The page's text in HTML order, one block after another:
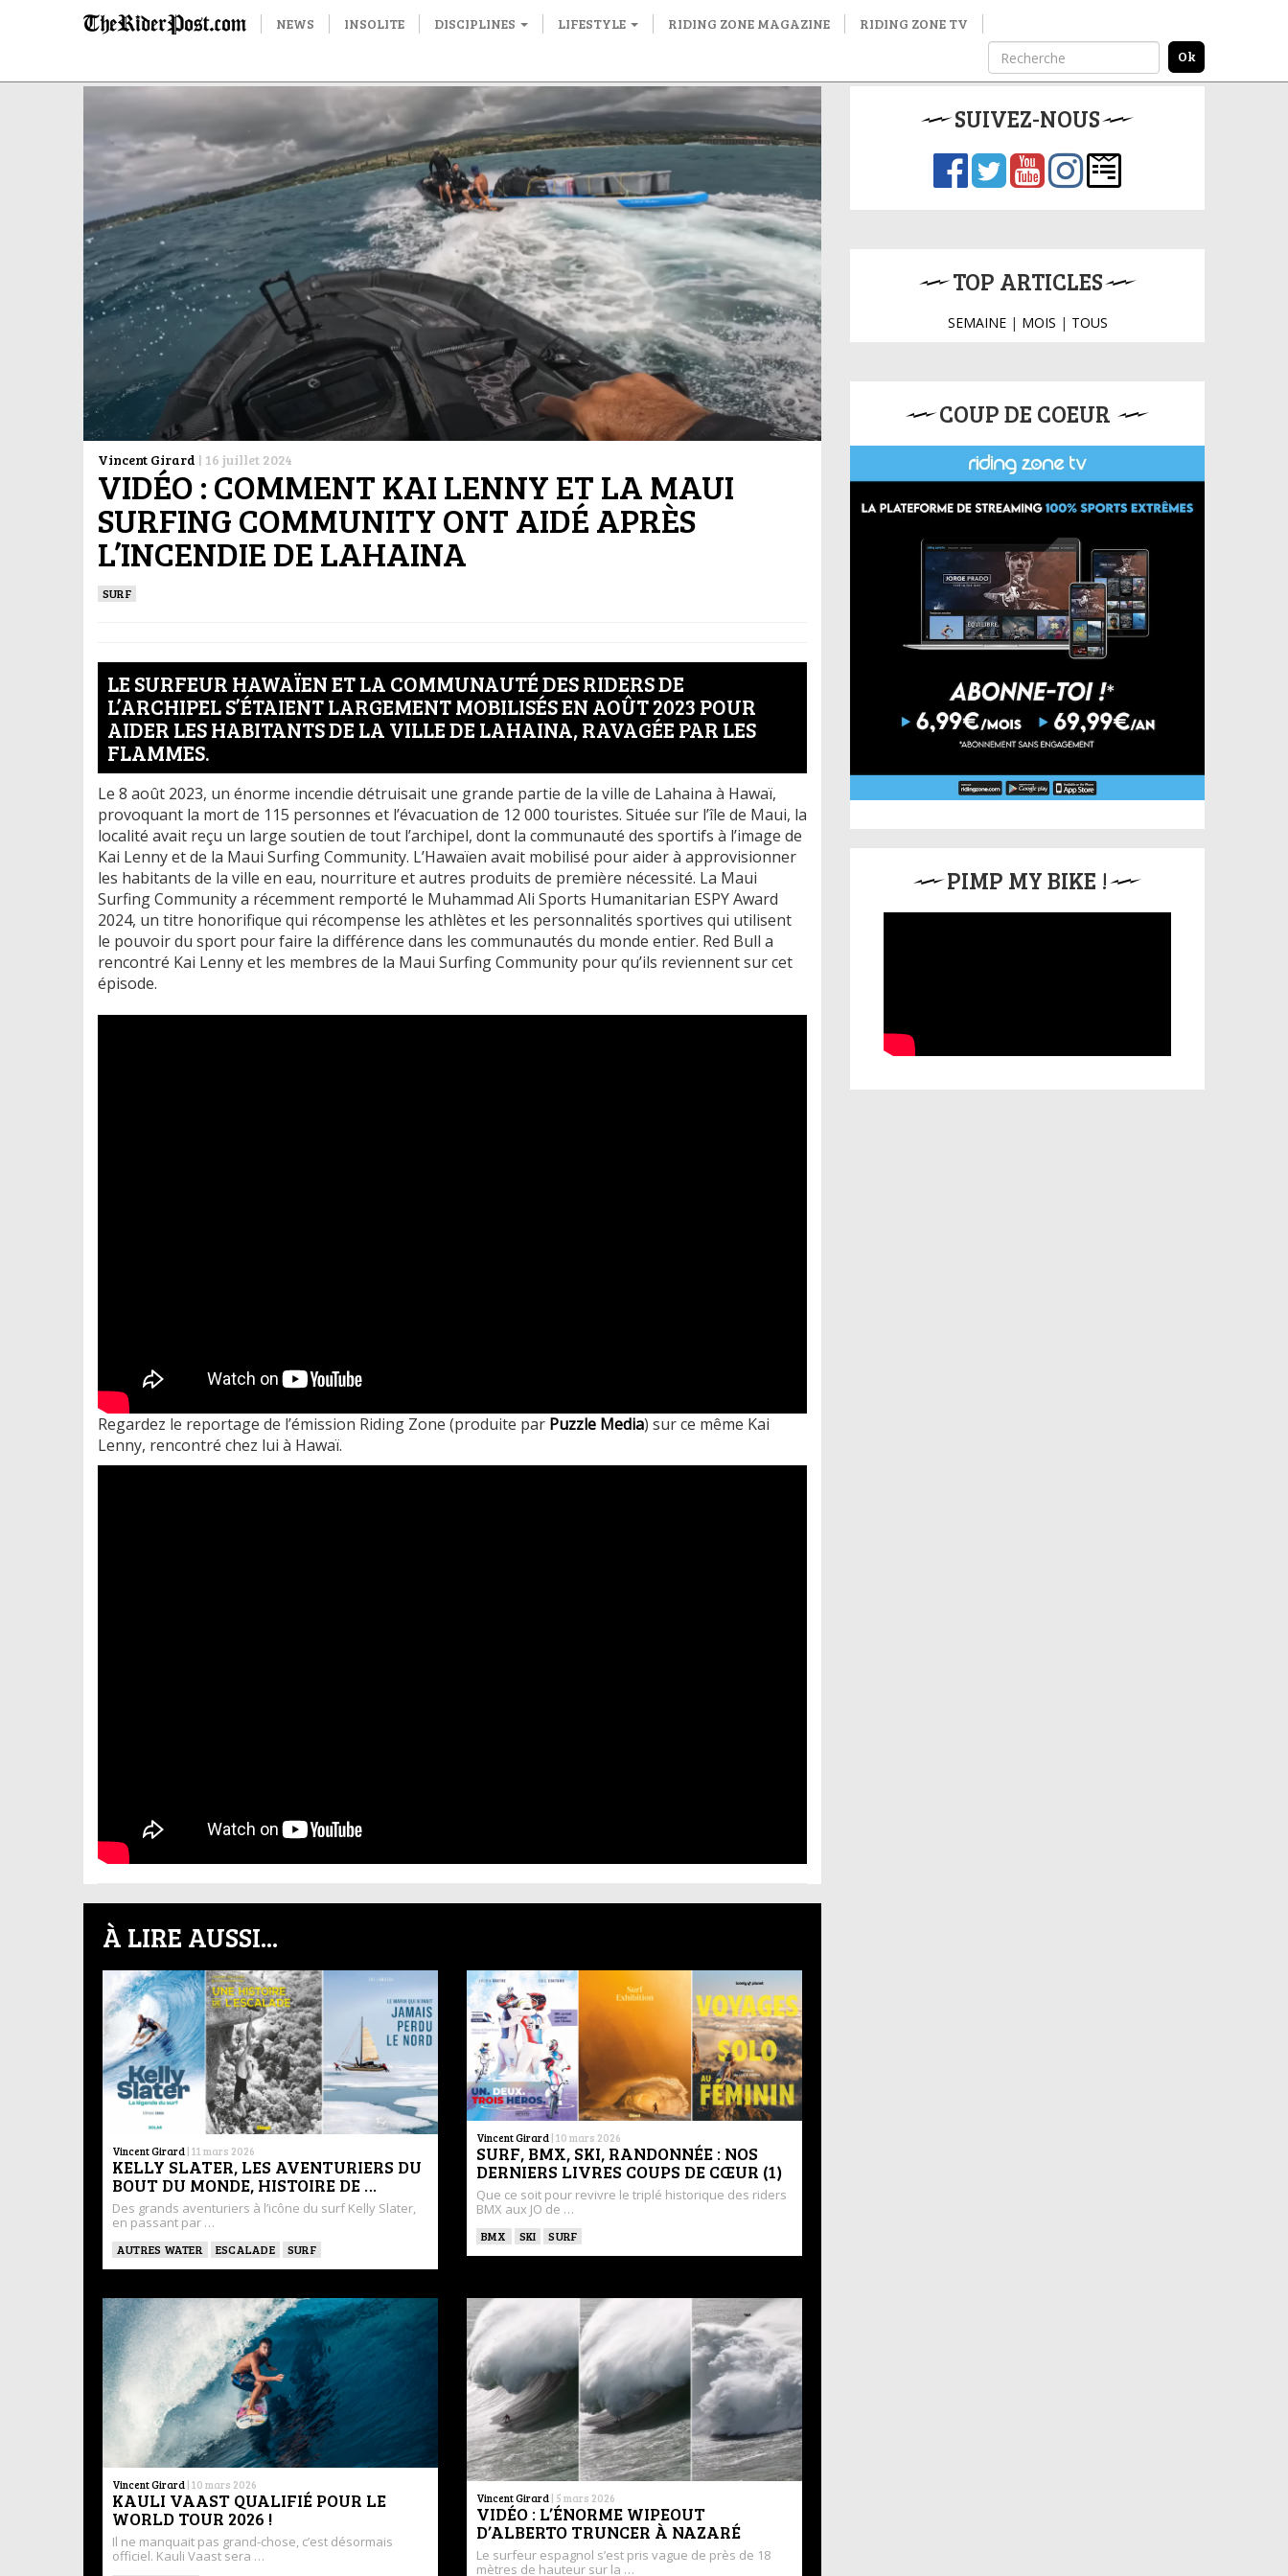
NEWS INSOLITE DISCIPLINES LIFESTYLE RIDING ZONE MAGAZINE RIDING ZONE TV
Vincent Girard | 16 juillet 2024
VIDÉO : COMMENT KAI LENNY ET LA MAUI
SURFING COMMUNITY ONT AIDÉ APRÈS
L’INCENDIE DE LAHAINA
SURF
LE SURFEUR HAWAÏEN ET LA COMMUNAUTÉ DES RIDERS DE
L’ARCHIPEL S’ÉTAIENT LARGEMENT MOBILISÉS EN AOÛT 2023 POUR
AIDER LES HABITANTS DE LA VILLE DE LAHAINA, RAVAGÉE PAR LES
FLAMMES.
Le 8 août 2023, un énorme incendie détruisait une grande partie de la ville de Lahaina à Hawaï,
provoquant la mort de 115 personnes et l’évacuation de 12 000 touristes. Située sur l’île de Maui, la
localité avait reçu un large soutien de tout l’archipel, dont la communauté des sportifs à l’image de
Kai Lenny et de la Maui Surfing Community. L’Hawaïen avait mobilisé pour aider à approvisionner
les habitants de la ville en eau, nourriture et autres produits de première nécessité. La Maui
Surfing Community a récemment remporté le Muhammad Ali Sports Humanitarian ESPY Award
2024, un titre honorifique qui récompense les athlètes et les personnalités sportives qui utilisent
le pouvoir du sport pour faire la différence dans les communautés du monde entier. Red Bull a
rencontré Kai Lenny et les membres de la Maui Surfing Community pour qu’ils reviennent sur cet
épisode.
Regardez le reportage de l’émission Riding Zone (produite par Puzzle Media) sur ce même Kai
Lenny, rencontré chez lui à Hawaï.
À LIRE AUSSI...
Vincent Girard | 11 mars 2026
KELLY SLATER, LES AVENTURIERS DU
BOUT DU MONDE, HISTOIRE DE …
Des grands aventuriers à l’icône du surf Kelly Slater,
en passant par …
AUTRES WATER ESCALADE SURF
Vincent Girard | 10 mars 2026
SURF, BMX, SKI, RANDONNÉE : NOS
DERNIERS LIVRES COUPS DE CŒUR (1)
Que ce soit pour revivre le triplé historique des riders
BMX aux JO de …
BMX SKI SURF
Vincent Girard | 10 mars 2026
KAULI VAAST QUALIFIÉ POUR LE
WORLD TOUR 2026 !
Il ne manquait pas grand-chose, c’est désormais
officiel. Kauli Vaast sera …
Vincent Girard | 5 mars 2026
VIDÉO : L’ÉNORME WIPEOUT
D’ALBERTO TRUNCER À NAZARÉ
Le surfeur espagnol s’est pris vague de près de 18
mètres de hauteur sur la …
SUIVEZ-NOUS
TOP ARTICLES
SEMAINE| MOIS | TOUS
COUP DE COEUR
PIMP MY BIKE !